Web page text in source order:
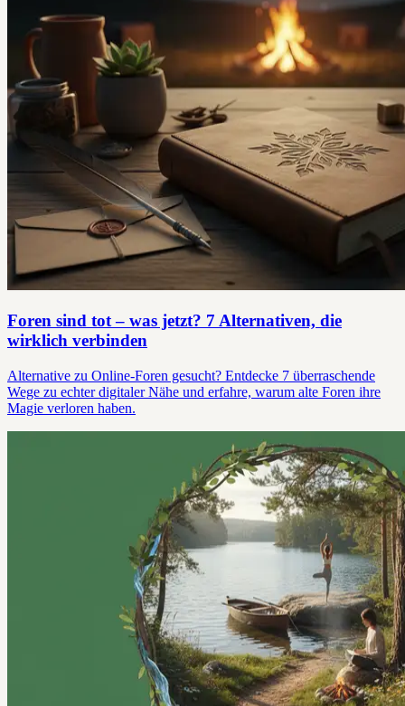
Foren sind tot – was jetzt? 7 Alternativen, die
wirklich verbinden
Alternative zu Online-Foren gesucht? Entdecke 7 überraschende
Wege zu echter digitaler Nähe und erfahre, warum alte Foren ihre
Magie verloren haben.